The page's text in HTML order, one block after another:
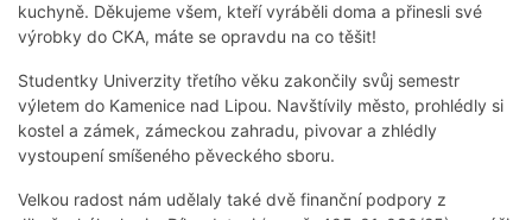
kuchyně. Děkujeme všem, kteří vyráběli doma a přinesli své
výrobky do CKA, máte se opravdu na co těšit!
Studentky Univerzity třetího věku zakončily svůj semestr
výletem do Kamenice nad Lipou. Navštívily město, prohlédly si
kostel a zámek, zámeckou zahradu, pivovar a zhlédly
vystoupení smíšeného pěveckého sboru.
Velkou radost nám udělaly také dvě finanční podpory z